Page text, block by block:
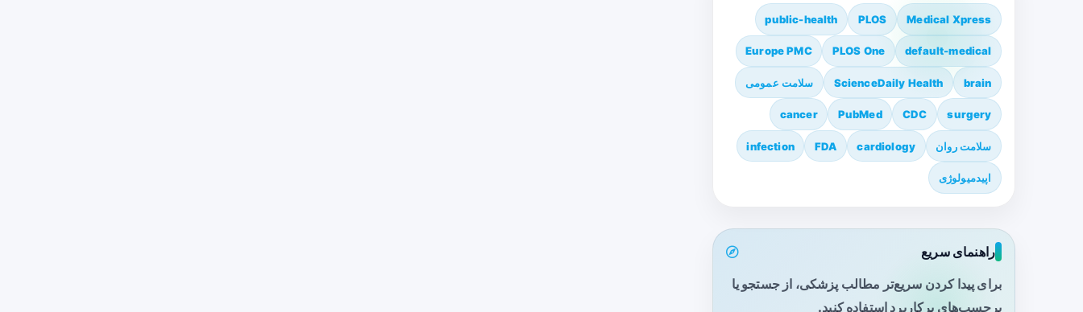
Medical Xpress
PLOS
public-health
default-medical
PLOS One
Europe PMC
brain
ScienceDaily Health سلامت عمومی
surgery
CDC
PubMed
cancer
سلامت روان cardiology
FDA
infection
اپیدمیولوژی
راهنمای سریع
برای پیدا کردن سریع‌تر مطالب پزشکی، از جستجو یا
برچسب‌های پرکاربرد استفاده کنید.